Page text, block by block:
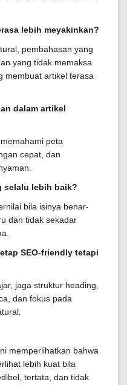
lebih meyakinkan?
pembahasan yang
yang tidak memaksa
membuat artikel terasa
dalam artikel
peta
cepat, dan
selalu lebih baik?
bila isinya benar-
dan tidak sekadar
SEO-friendly tetapi
jaga struktur heading,
dan fokus pada
memperlihatkan bahwa
lebih kuat bila
tertata, dan tidak